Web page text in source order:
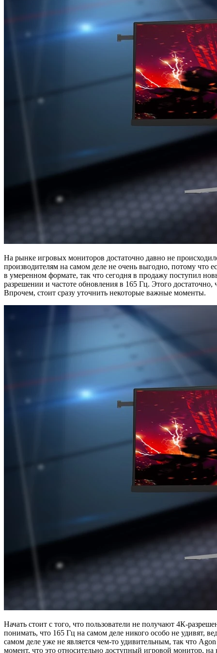
На рынке игровых мониторов достаточно давно не
производителям на самом деле не очень выгодно, потому что
в умеренном формате, так что сегодня в продажу поступил
разрешении и частоте обновления в 165 Гц. Этого
Впрочем, стоит сразу уточнить некоторые важные моменты.
Начать стоит с того, что пользователи не получают 4К-
понимать, что 165 Гц на самом деле никого особо не удивят,
самом деле уже не является чем-то удивительным, так что
момент, что это относительно доступный игровой монитор,